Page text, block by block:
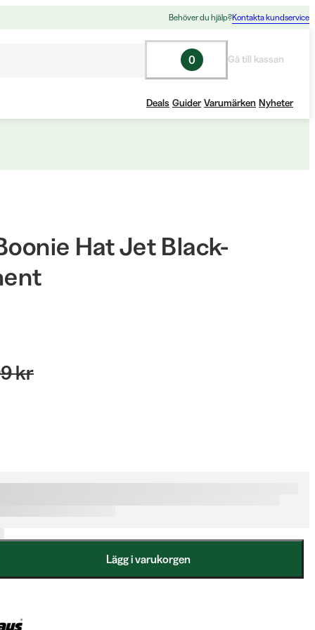
Behöver du hjälp?Kontakta kundservice
0 Gå till kassan
Deals Guider Varumärken Nyheter
Hat Jet Black-
kr
Lägg i varukorgen